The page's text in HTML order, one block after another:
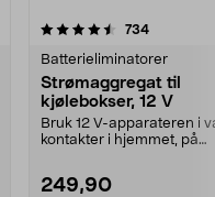
734
Batterieliminatorer
Strømaggregat til
kjølebokser, 12 V
Bruk 12 V-apparateren i
kontakter i hjemmet, på
249,90
4.5 av 5 stjerner